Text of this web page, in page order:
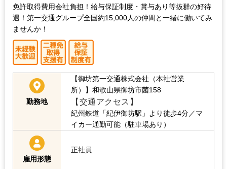
免許取得費用会社負担！給与保証制度・賞与あり等抜群の好待
遇！第一交通グループ全国約15,000人の仲間と一緒に働いてみ
ませんか！
勤務地
【御坊第一交通株式会社（本社営業
所）】和歌山県御坊市菌158
【交通アクセス】
紀州鉄道「紀伊御坊駅」より徒歩4分／マ
イカー通勤可能（駐車場あり）
雇用形態
正社員